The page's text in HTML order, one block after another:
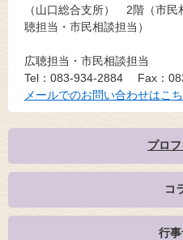
（山口総合支所） 2階（市民
聴担当・市民相談担当）
広聴担当・市民相談担当
Tel：083-934-2884
Fax：
メールでのお問い合わせはこ
プロ
コ
行